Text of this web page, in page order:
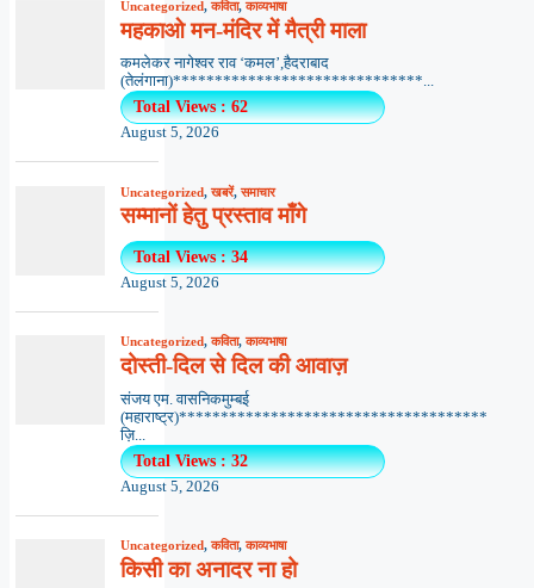
Uncategorized,कविता,काव्यभाषा
महकाओ मन-मंदिर में मैत्री माला
कमलेकर नागेश्वर राव ‘कमल’,हैदराबाद
(तेलंगाना)******************************...
Total Views : 62
August 5, 2026
Uncategorized,खबरें,समाचार
सम्मानों हेतु प्रस्ताव माँगे
Total Views : 34
August 5, 2026
Uncategorized,कविता,काव्यभाषा
दोस्ती-दिल से दिल की आवाज़
संजय एम. वासनिकमुम्बई
(महाराष्ट्र)*************************************
ज़ि...
Total Views : 32
August 5, 2026
Uncategorized,कविता,काव्यभाषा
किसी का अनादर ना हो